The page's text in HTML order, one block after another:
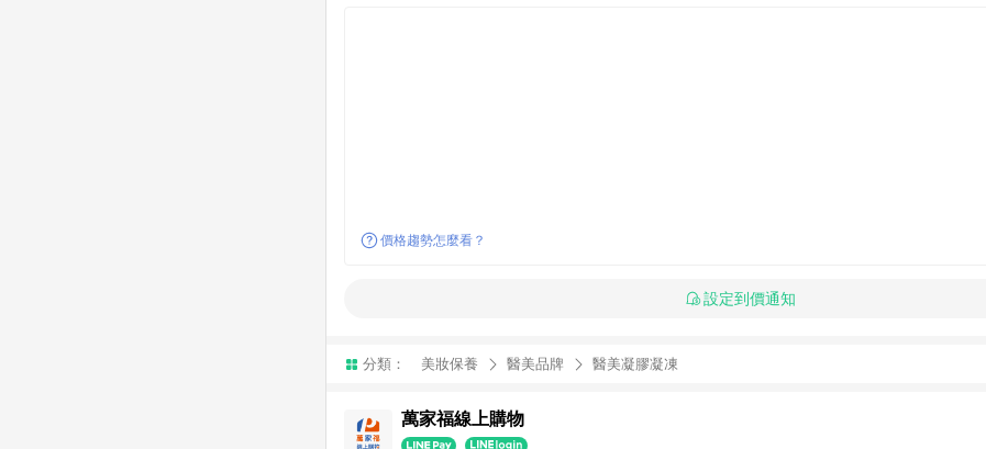
價格趨勢怎麼看？
設定到價通知
分類： 美妝保養 醫美品牌 醫美凝膠凝凍
萬家福線上購物